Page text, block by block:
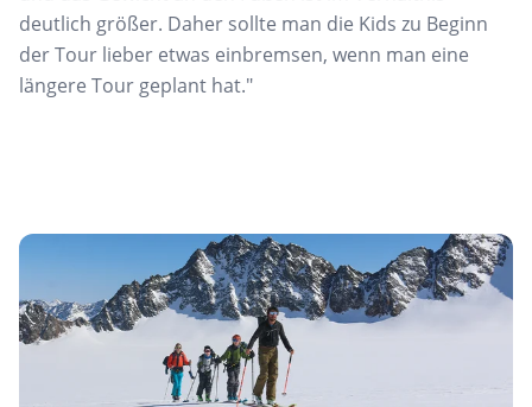
deutlich größer. Daher sollte man die Kids zu Beginn
der Tour lieber etwas einbremsen, wenn man eine
längere Tour geplant hat."